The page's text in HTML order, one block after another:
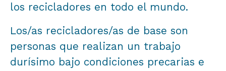
los recicladores en todo el mundo.
Los/as recicladores/as de base son
personas que realizan un trabajo
durísimo bajo condiciones precarias e